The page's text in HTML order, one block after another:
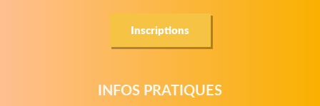
Inscriptions
INFOS PRATIQUES